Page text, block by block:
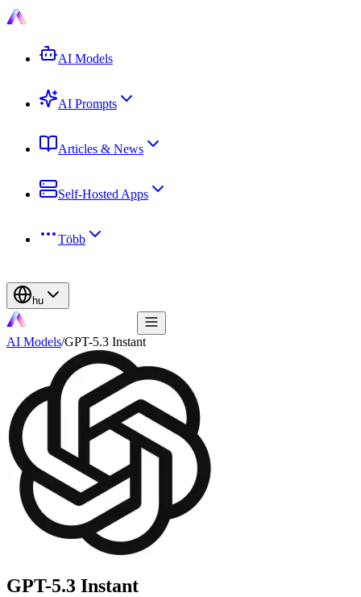
AI Models
AI Prompts
Articles & News
Self-Hosted Apps
Több
hu
AI Models/GPT-5.3 Instant
GPT-5.3 Instant